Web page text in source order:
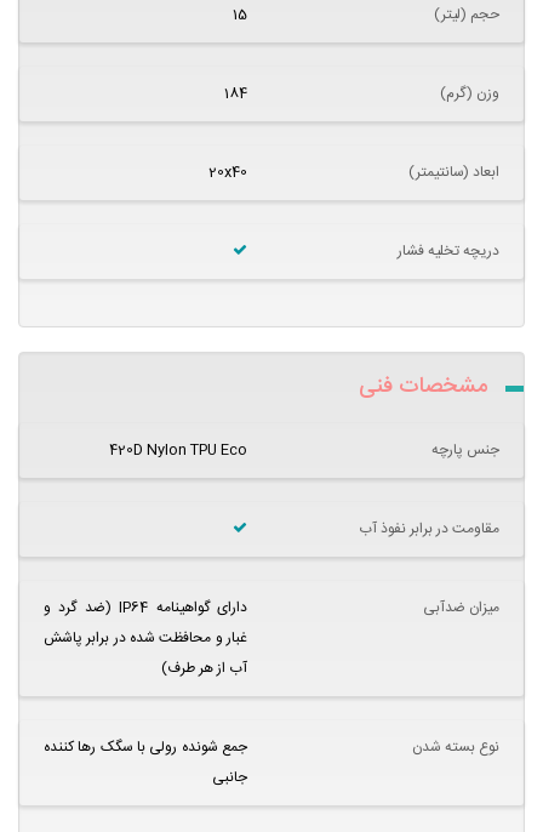
حجم (لیتر) 15
وزن (گرم) 184
ابعاد (سانتیمتر) 20x40
دریچه تخلیه فشار
مشخصات فنی
جنس پارچه 420D Nylon TPU Eco
مقاومت در برابر نفوذ آب
میزان ضدآبی
دارای گواهینامه IP64 (ضد گرد و
غبار و محافظت شده در برابر پاشش
آب از هر طرف)
نوع بسته شدن
جمع شونده رولی با سگک رها کننده
جانبی